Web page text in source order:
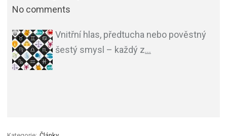
No comments
Vnitřní hlas, předtucha nebo pověstný
šestý smysl – každý z…